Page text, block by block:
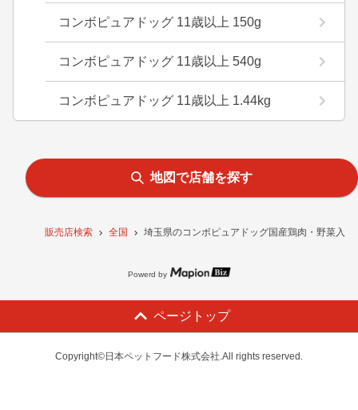
販売店検索 全国 埼玉県のコンボピュアドッグ国産鶏肉・野菜入
コンボピュアドッグ 11歳以上 150g
コンボピュアドッグ 11歳以上 540g
コンボピュアドッグ 11歳以上 1.44kg
地図で店舗を探す
Powerd by
ページトップ
Copyright©日本ペットフード株式会社.All rights reserved.